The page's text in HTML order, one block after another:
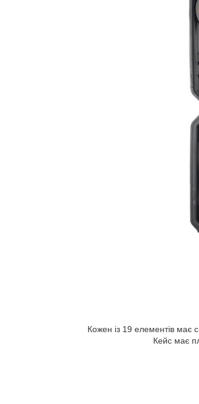
Кожен із 19 елементів має
Кейс має